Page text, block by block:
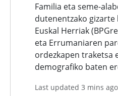
Familia eta seme-
dutenentzako gizarte
Euskal Herriak
eta Errumaniaren
ordezkapen traketsa
demografiko baten
Last updated 3 mins ago